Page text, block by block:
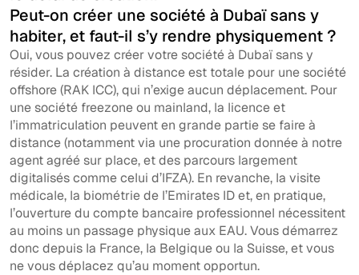
Peut-on créer une société à Dubaï sans y
habiter, et faut-il s’y rendre physiquement ?
Oui, vous pouvez créer votre société à Dubaï sans y
résider. La création à distance est totale pour une société
offshore (RAK ICC), qui n’exige aucun déplacement. Pour
une société freezone ou mainland, la licence et
l’immatriculation peuvent en grande partie se faire à
distance (notamment via une procuration donnée à notre
agent agréé sur place, et des parcours largement
digitalisés comme celui d’IFZA). En revanche, la visite
médicale, la biométrie de l’Emirates ID et, en pratique,
l’ouverture du compte bancaire professionnel nécessitent
au moins un passage physique aux EAU. Vous démarrez
donc depuis la France, la Belgique ou la Suisse, et vous
ne vous déplacez qu’au moment opportun.